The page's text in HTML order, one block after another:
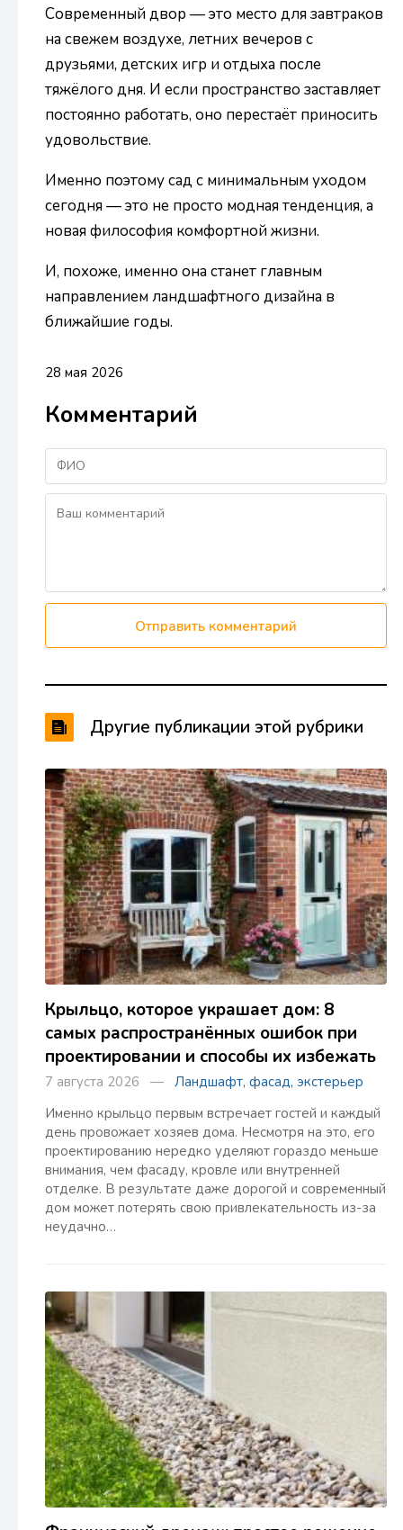
Современный двор — это место для завтраков
на свежем воздухе, летних вечеров с
друзьями, детских игр и отдыха после
тяжёлого дня. И если пространство заставляет
постоянно работать, оно перестаёт приносить
удовольствие.
Именно поэтому сад с минимальным уходом
сегодня — это не просто модная тенденция, а
новая философия комфортной жизни.
И, похоже, именно она станет главным
направлением ландшафтного дизайна в
ближайшие годы.
28 мая 2026
Комментарий
Отправить комментарий
Другие публикации этой рубрики
Крыльцо, которое украшает дом: 8
самых распространённых ошибок при
проектировании и способы их избежать
7 августа 2026 — Ландшафт, фасад, экстерьер
Именно крыльцо первым встречает гостей и каждый
день провожает хозяев дома. Несмотря на это, его
проектированию нередко уделяют гораздо меньше
внимания, чем фасаду, кровле или внутренней
отделке. В результате даже дорогой и современный
дом может потерять свою привлекательность из-за
неудачно…